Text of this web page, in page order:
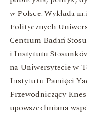
w Polsce. Wykłada
Politycznych
Centrum Badań
i Instytutu
na Uniwersytecie w
Instytutu Pamięci
Przewodniczący
upowszechniana